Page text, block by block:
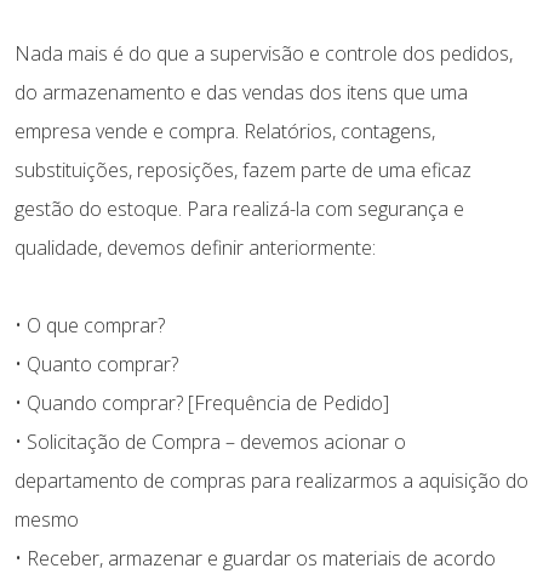
Nada mais é do que a supervisão e controle dos pedidos,
do armazenamento e das vendas dos itens que uma
empresa vende e compra. Relatórios, contagens,
substituições, reposições, fazem parte de uma eficaz
gestão do estoque. Para realizá-la com segurança e
qualidade, devemos definir anteriormente:
• O que comprar?
• Quanto comprar?
• Quando comprar? [Frequência de Pedido]
• Solicitação de Compra – devemos acionar o
departamento de compras para realizarmos a aquisição do
mesmo
• Receber, armazenar e guardar os materiais de acordo